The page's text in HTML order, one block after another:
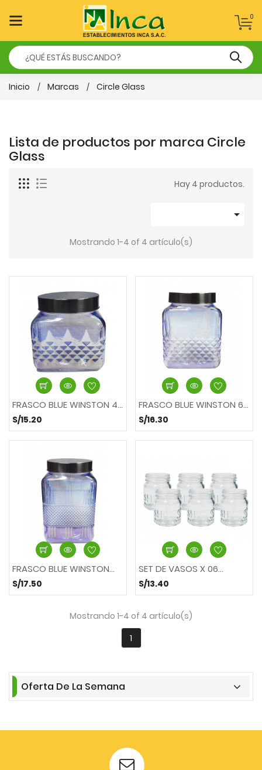
0
Inicio Marcas Circle Glass
Lista de productos por marca Circle
Glass
Hay 4 productos.

Mostrando 1-4 of 4 artículo(s)
FRASCO BLUE WINSTON 43 oz
S/15.20
FRASCO BLUE WINSTON 64 oz
S/16.30
FRASCO BLUE WINSTON...
S/17.50
SET DE VASOS X 06...
S/13.40
Mostrando 1-4 of 4 artículo(s)
1
Oferta De La Semana